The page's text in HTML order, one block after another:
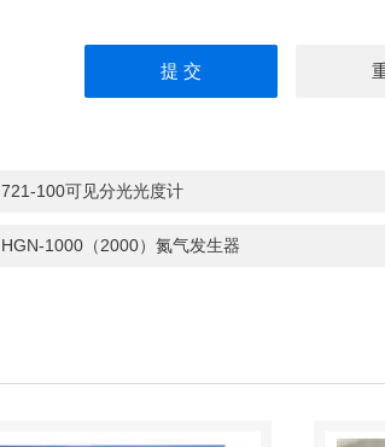
721-100可见分光光度计
HGN-1000（2000）氮气发生器